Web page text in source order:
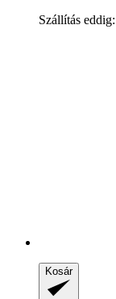
Szállítás
Kosár